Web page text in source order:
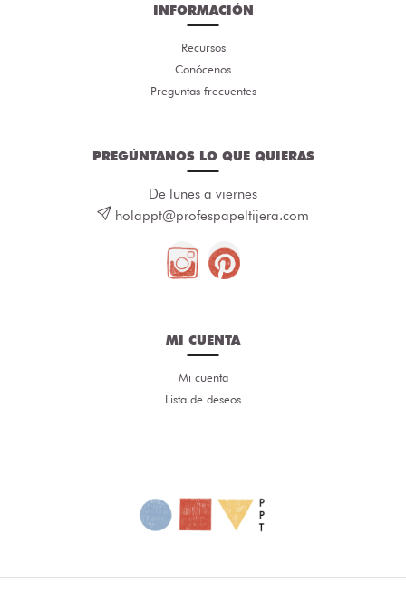
INFORMACIÓN
Recursos
Conócenos
Preguntas frecuentes
PREGÚNTANOS LO QUE QUIERAS
De lunes a viernes
holappt@profespapeltijera.com
MI CUENTA
Mi cuenta
Lista de deseos